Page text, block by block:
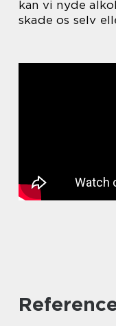
kan vi nyde
skade os selv